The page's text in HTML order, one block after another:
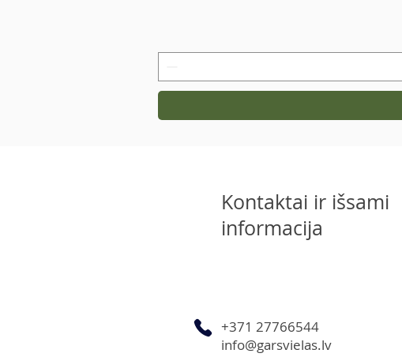
Kontaktai ir išsami
informacija
+371 27766544
info@garsvielas.lv